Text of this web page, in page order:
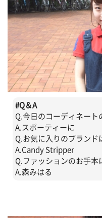
#Q＆A
Q.今日のコーディネート
A.スポーティーに
Q.お気に入りのブランド
A.Candy Stripper
Q.ファッションのお手本
A.森みはる